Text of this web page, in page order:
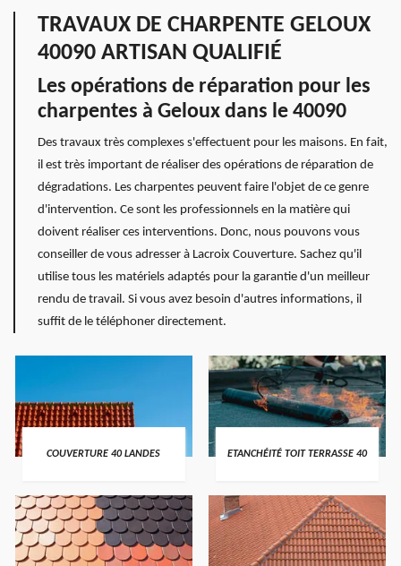
TRAVAUX DE CHARPENTE GELOUX
40090 ARTISAN QUALIFIÉ
Les opérations de réparation pour les
charpentes à Geloux dans le 40090
Des travaux très complexes s'effectuent pour les maisons. En fait,
il est très important de réaliser des opérations de réparation de
dégradations. Les charpentes peuvent faire l'objet de ce genre
d'intervention. Ce sont les professionnels en la matière qui
doivent réaliser ces interventions. Donc, nous pouvons vous
conseiller de vous adresser à Lacroix Couverture. Sachez qu'il
utilise tous les matériels adaptés pour la garantie d'un meilleur
rendu de travail. Si vous avez besoin d'autres informations, il
suffit de le téléphoner directement.
COUVERTURE 40 LANDES ETANCHÉITÉ TOIT TERRASSE 40